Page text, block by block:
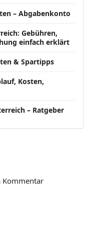
– Abgabenkonto
Gebühren,
einfach erklärt
& Spartipps
Kosten,
– Ratgeber
Kommentar